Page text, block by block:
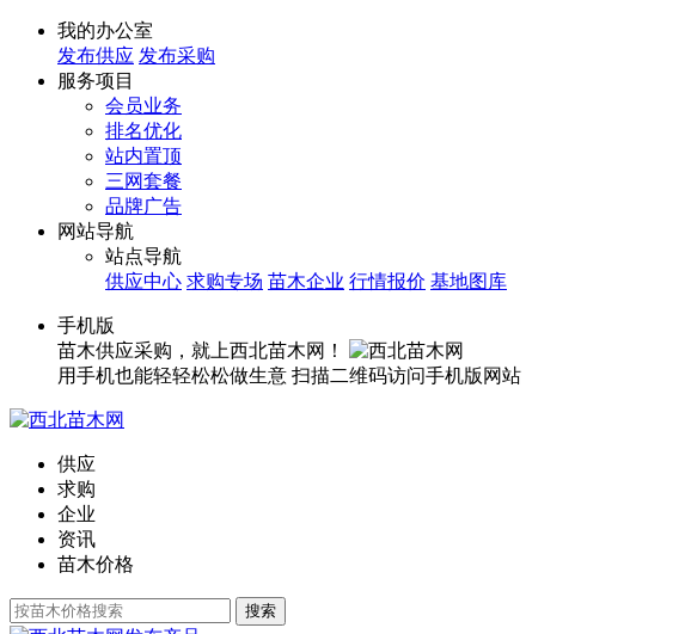
我的办公室
发布供应 发布采购
服务项目
会员业务
排名优化
站内置顶
三网套餐
品牌广告
网站导航
站点导航
供应中心 求购专场 苗木企业 行情报价 基地图库
手机版
苗木供应采购，就上西北苗木网！
用手机也能轻轻松松做生意 扫描二维码访问手机版网站
供应
求购
企业
资讯
苗木价格